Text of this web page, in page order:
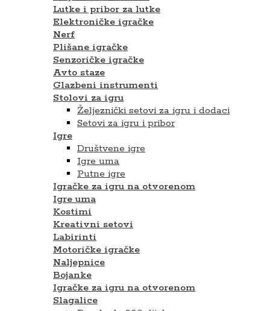
Lutke i pribor za lutke
Elektroničke igračke
Nerf
Plišane igračke
Senzoričke igračke
Avto staze
Glazbeni instrumenti
Stolovi za igru
Željeznički setovi za igru i dodaci
Setovi za igru ​​i pribor
Igre
Društvene igre
Igre uma
Putne igre
Igračke za igru na otvorenom
Igre uma
Kostimi
Kreativni setovi
Labirinti
Motoričke igračke
Naljepnice
Bojanke
Igračke za igru na otvorenom
Slagalice